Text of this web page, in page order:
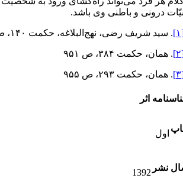
درونی و باطنی وی باشد.
. سید شریف رضی، نهج‌البلاغه، حکمت ۱۴۰، ص ۸۶۹
. همان، حکمت ۳۸۴، ص ۹۵۱
. همان، حکمت ۲۹۳، ص ۹۵۵
اثر
اول
نشر 1392